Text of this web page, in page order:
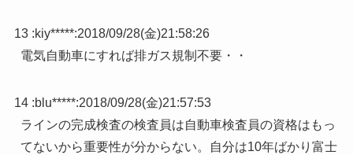
13 :kiy*****:2018/09/28(金)21:58:26
電気自動車にすれば排ガス規制不要・・
14 :blu*****:2018/09/28(金)21:57:53
ラインの完成検査の検査員は自動車検査員の資格はもっ
てないから重要性が分からない。自分は10年ばかり富士